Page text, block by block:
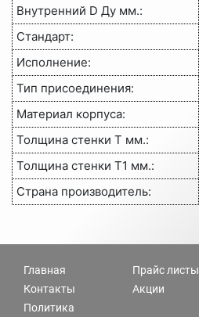
Внутренний D Ду мм.:
Стандарт:
Исполнение:
Тип присоединения:
Материал корпуса:
Толщина стенки Т мм.:
Толщина стенки Т1 мм.:
Страна производитель:
Главная
Контакты
Политика
Прайс листы
Акции